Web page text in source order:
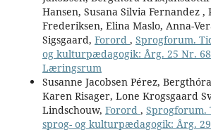
Hansen, Susana Silvia Fernandez
Frederiksen, Elina Maslo, Anna-
Sigsgaard, Forord , Sprogforum.
og kulturpædagogik: Årg. 25 Nr. 68
Læringsrum
Susanne Jacobsen Pérez,
Karen Risager, Lone Krogsgaard
Lindschouw, Forord , Sprogforum.
sprog- og kulturpædagogik: Årg.